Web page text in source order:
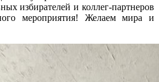
избирателей и коллег-партнеров
мероприятия! Желаем мира и